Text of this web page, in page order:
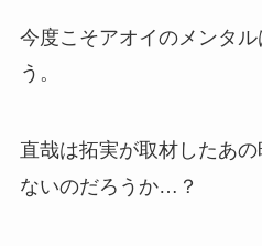
今度こそアオイのメンタ
う。
直哉は拓実が取材したあの
ないのだろうか…？